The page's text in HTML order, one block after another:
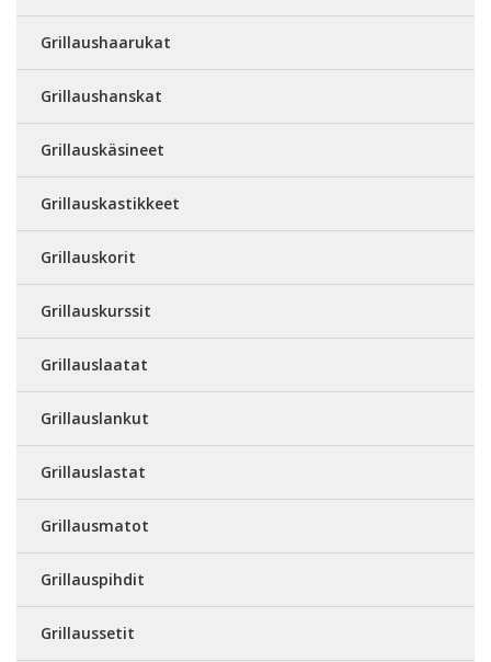
Grillaushaarukat
Grillaushanskat
Grillauskäsineet
Grillauskastikkeet
Grillauskorit
Grillauskurssit
Grillauslaatat
Grillauslankut
Grillauslastat
Grillausmatot
Grillauspihdit
Grillaussetit